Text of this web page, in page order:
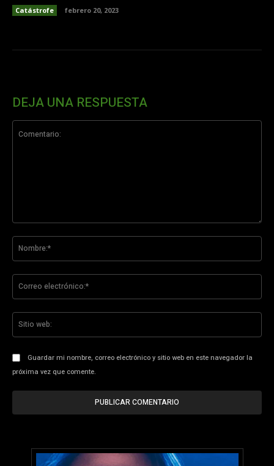
Catástrofe febrero 20, 2023
DEJA UNA RESPUESTA
Guardar mi nombre, correo electrónico y sitio web en este navegador la
próxima vez que comente.